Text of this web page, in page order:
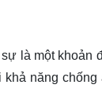
là một khoản
năng